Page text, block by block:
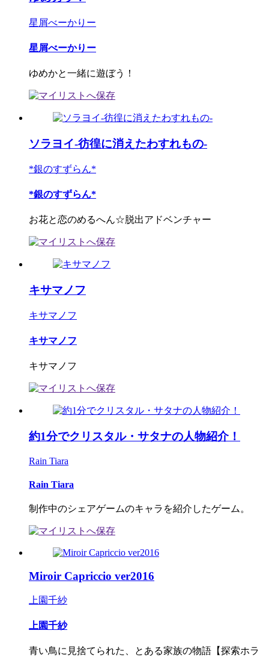
星屑べーかりー
星屑べーかりー
ゆめかと一緒に遊ぼう！
ソラヨイ-彷徨に消えたわすれもの-
*銀のすずらん*
*銀のすずらん*
お花と恋のめるへん☆脱出アドベンチャー
キサマノフ
キサマノフ
キサマノフ
キサマノフ
約1分でクリスタル・サタナの人物紹介！
Rain Tiara
Rain Tiara
制作中のシェアゲームのキャラを紹介したゲーム。
Miroir Capriccio ver2016
上園千紗
上園千紗
青い鳥に見捨てられた、とある家族の物語【探索ホラ